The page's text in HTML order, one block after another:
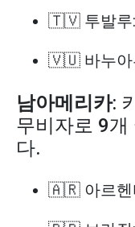
🇹🇻 투발루:
🇻🇺 바누아
남아메리카:
무비자로 9개
다.
🇦🇷 아르헨